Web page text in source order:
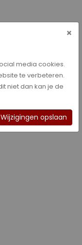
×
media cookies.
te verbeteren.
niet dan kan je de
Wijzigingen opslaan